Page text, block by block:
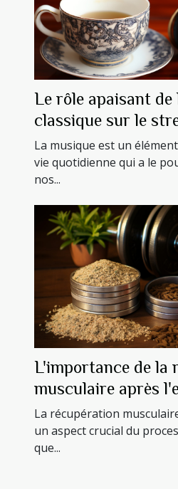
Le rôle apaisant de
classique sur le
La musique est un
vie quotidienne qui a le
nos...
L'importance de la
musculaire après
La récupération
un aspect crucial du
que...